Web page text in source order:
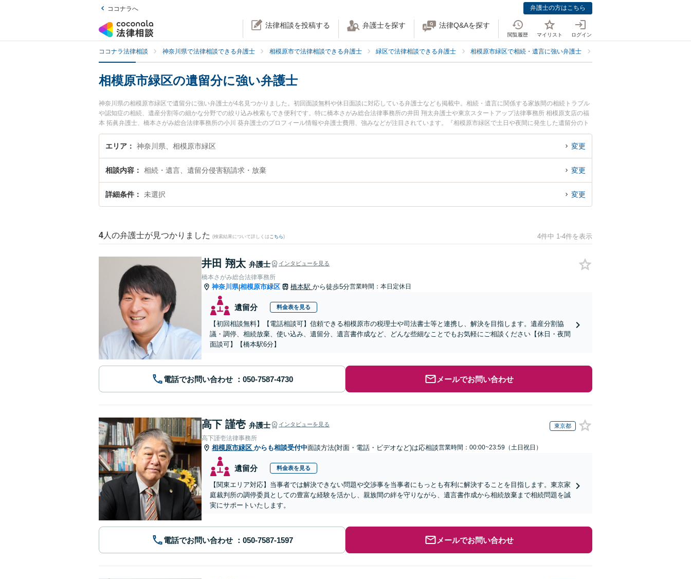
ココナラへ 弁護士の方はこちら
法律相談を投稿する 弁護士を探す 法律Q&Aを探す
閲覧履歴 マイリスト ログイン
ココナラ法律相談 神奈川県で法律相談できる弁護士 相模原市で法律相談できる弁護士 緑区で法律相談できる弁護士 相模原市緑区で相続・遺言に強い弁護士
相模原市緑区の遺留分に強い弁護士
神奈川県の相模原市緑区で遺留分に強い弁護士が4名見つかりました。初回面談無料や休日面談に対応している弁護士なども掲載中。相続・遺言に関係する家族間の相続トラブル
や認知症の相続、遺産分割等の細かな分野での絞り込み検索もでき便利です。特に橋本さがみ総合法律事務所の井田 翔太弁護士や東京スタートアップ法律事務所 相模原支店の福
本 拓眞弁護士、橋本さがみ総合法律事務所の小川 葵弁護士のプロフィール情報や弁護士費用、強みなどが注目されています。『相模原市緑区で土日や夜間に発生した遺留分のト
ラブルを今すぐに弁護士に相談したい』『遺留分のトラブル解決の実績豊富な近くの弁護士を検索したい』『初回相談無料で遺留分を法律相談できる相模原市緑区内の弁護士に相
談予約したい』などでお困りの相談者さんにおすすめです。
エリア 神奈川県、相模原市緑区 変更
相談内容 相続・遺言、遺留分侵害額請求・放棄 変更
詳細条件 未選択 変更
4 人の弁護士が見つかりました (検索結果について詳しくは こちら) 4件中 1-4件を表示
井田 翔太 弁護士 インタビューを見る
橋本さがみ総合法律事務所
神奈川県|相模原市緑区 橋本駅 から徒歩5分営業時間：本日定休日
遺留分 料金表を見る
【初回相談無料】【電話相談可】信頼できる相模原市の税理士や司法書士等と連携し、解決を目指します。遺産分割協
議・調停、相続放棄、使い込み、遺留分、遺言書作成など、どんな些細なことでもお気軽にご相談ください【休日・夜間
面談可】【橋本駅6分】
電話でお問い合わせ メールでお問い合わせ
高下 謹壱 弁護士 インタビューを見る 東京都
高下謹壱法律事務所
相模原市緑区 からも相談受付中面談方法(対面・電話・ビデオなど)は応相談営業時間：00:00~23:59（土日祝日）
遺留分 料金表を見る
【関東エリア対応】当事者では解決できない問題や交渉事を当事者にもっとも有利に解決することを目指します。東京家
庭裁判所の調停委員としての豊富な経験を活かし、親族間の絆を守りながら、遺言書作成から相続放棄まで相続問題を誠
実にサポートいたします。
電話でお問い合わせ メールでお問い合わせ